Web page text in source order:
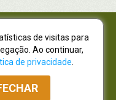
0001-19
0001-80
7665, São Lourenço |
82210-310
Atacado: (41) 4009-3939
de visitas para
Ao continuar,
de privacidade